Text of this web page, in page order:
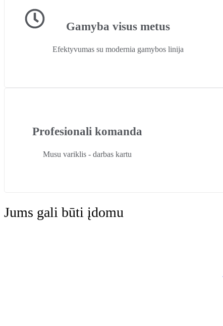
Gamyba visus metus
Efektyvumas su modernia gamybos linija
Profesionali komanda
Musu variklis - darbas kartu
Jums gali būti įdomu